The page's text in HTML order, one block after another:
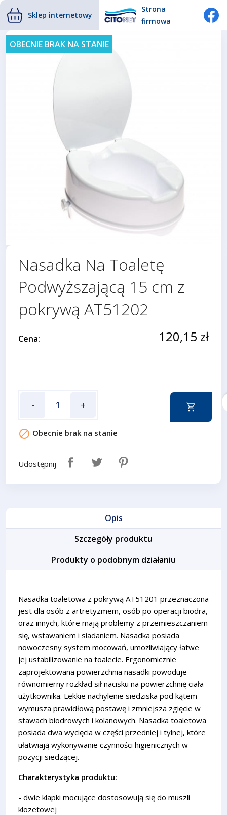
Sklep internetowy
Strona
firmowa
OBECNIE BRAK NA STANIE
Nasadka Na Toaletę
Podwyższającą 15 cm z
pokrywą AT51202
Cena: 120,15 zł
- +
 Obecnie brak na stanie
Udostępnij
Opis
Szczegóły produktu
Produkty o podobnym działaniu
Nasadka toaletowa z pokrywą AT51201 przeznaczona
jest dla osób z artretyzmem, osób po operacji biodra,
oraz innych, które mają problemy z przemieszczaniem
się, wstawaniem i siadaniem. Nasadka posiada
nowoczesny system mocowań, umożliwiający łatwe
jej ustabilizowanie na toalecie. Ergonomicznie
zaprojektowana powierzchnia nasadki powoduje
równomierny rozkład sił nacisku na powierzchnię ciała
użytkownika. Lekkie nachylenie siedziska pod kątem
wymusza prawidłową postawę i zmniejsza zgięcie w
stawach biodrowych i kolanowych. Nasadka toaletowa
posiada dwa wycięcia w części przedniej i tylnej, które
ułatwiają wykonywanie czynności higienicznych w
pozycji siedzącej.
Charakterystyka produktu:
- dwie klapki mocujące dostosowują się do muszli
klozetowej